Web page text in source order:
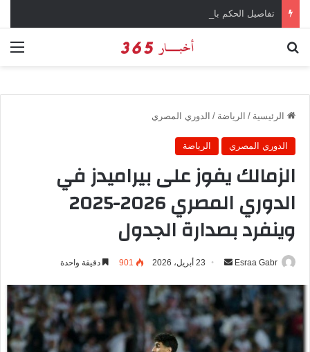
الرئيسية / الرياضة / الدوري المصري
الدوري المصري الرياضة
الزمالك يفوز على بيراميدز في
الدوري المصري 2026-2025
وينفرد بصدارة الجدول
Esraa Gabr
س
ل
ر
23 أبريل، 2026 901 دقيقة واحدة